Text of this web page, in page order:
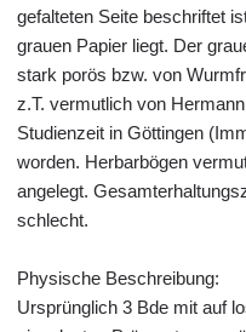
gefalteten Seite beschriftet
grauen Papier liegt. Der
stark porös bzw. von
z.T. vermutlich von
Studienzeit in Göttingen
worden. Herbarbögen
angelegt.
schlecht.
Physische Beschreibung:
Ursprünglich 3 Bde mit auf